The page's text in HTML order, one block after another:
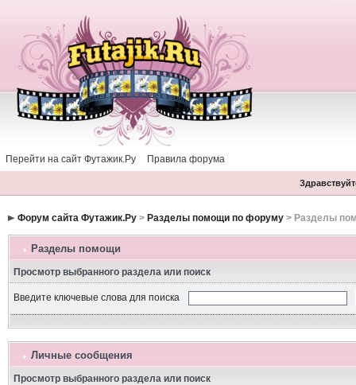
Перейти на сайт Футажик.Ру Правила форума
Форум сайта Футажик.Ру> Разделы помощи по форуму> Разделы
Разделы помощи
Просмотр выбранного раздела или поиск
Введите ключевые слова для поиска
Личные сообщения
Просмотр выбранного раздела или поиск